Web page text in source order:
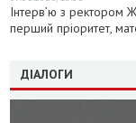
Інтерв’ю з ректором
перший пріоритет,
ДІАЛОГИ